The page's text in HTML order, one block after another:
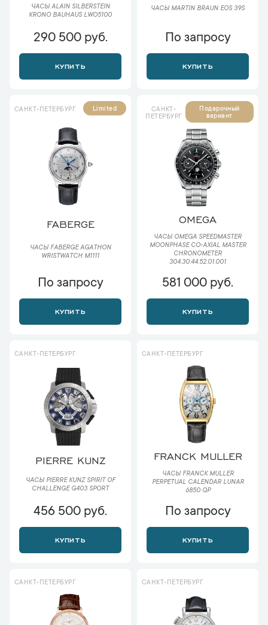
ЧАСЫ ALAIN SILBERSTEIN
KRONO BAUHAUS LWO5100
290 500 руб.
КУПИТЬ
ЧАСЫ MARTIN BRAUN EOS 39S
По запросу
КУПИТЬ
САНКТ-ПЕТЕРБУРГ Limited
FABERGE
ЧАСЫ FABERGE AGATHON
WRISTWATCH M1111
По запросу
КУПИТЬ
САНКТ-
ПЕТЕРБУРГ
Подарочный
вариант
OMEGA
ЧАСЫ OMEGA SPEEDMASTER
MOONPHASE CO‑AXIAL MASTER
CHRONOMETER
304.30.44.52.01.001
581 000 руб.
КУПИТЬ
САНКТ-ПЕТЕРБУРГ
PIERRE KUNZ
ЧАСЫ PIERRE KUNZ SPIRIT OF
CHALLENGE G403 SPORT
456 500 руб.
КУПИТЬ
САНКТ-ПЕТЕРБУРГ
FRANCK MULLER
ЧАСЫ FRANCK MULLER
PERPETUAL CALENDAR LUNAR
6850 QP
По запросу
КУПИТЬ
САНКТ-ПЕТЕРБУРГ САНКТ-ПЕТЕРБУРГ